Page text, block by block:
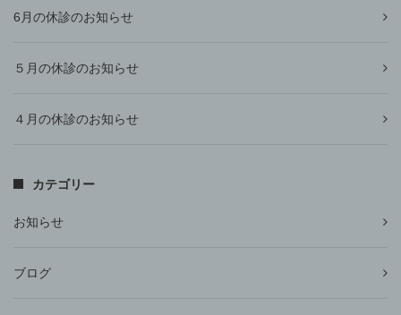
6月の休診のお知らせ
５月の休診のお知らせ
４月の休診のお知らせ
カテゴリー
お知らせ
ブログ